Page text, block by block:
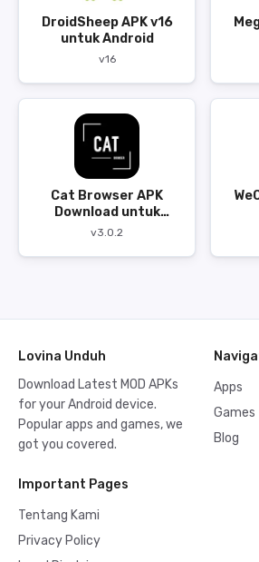
DroidSheep APK v16
untuk Android
v16
Cat Browser APK
Download untuk
Android
v3.0.2
Lovina Unduh
Download Latest MOD APKs
for your Android device.
Popular apps and games, we
got you covered.
Apps
Games
Blog
Important Pages
Tentang Kami
Privacy Policy